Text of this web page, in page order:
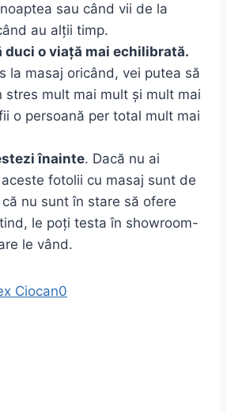
sau când vii de la
au alții timp.
duci o viață mai echilibrată.
la masaj oricând, vei putea să
stres mult mai mult și mult mai
o persoană per total mult mai
înainte. Dacă nu ai
fotolii cu masaj sunt de
nu sunt în stare să ofere
le poți testa în showroom-
le vând.
Ciocan0